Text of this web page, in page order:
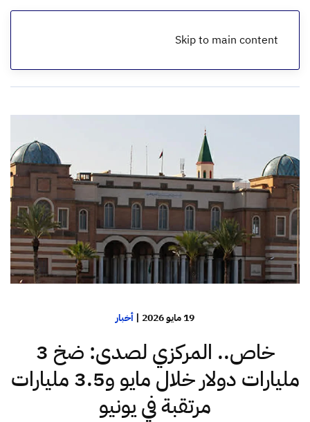
Skip to main content
الرئيسية
19 مايو 2026 | أخبار
خاص.. المركزي لصدى: ضخ 3
مليارات دولار خلال مايو و3.5 مليارات
مرتقبة في يونيو